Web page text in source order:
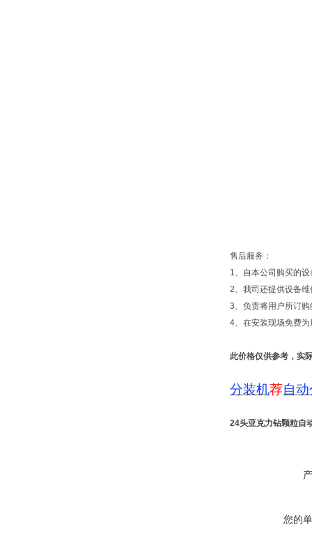
售后服务：
1、自本公司购买的
2、我司还提供设备维
3、负责将用户所订
4、在安装现场免费
此价格仅供参考，实
分装机荐自
24头亚克力钻颗粒自
您的